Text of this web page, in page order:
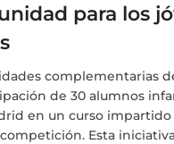
para los
complementarias
de 30 alumnos
en un curso
Esta